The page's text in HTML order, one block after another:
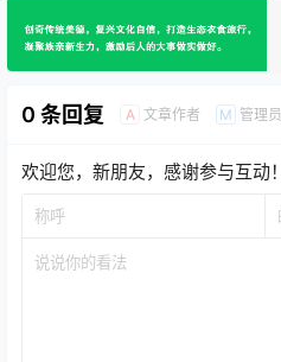
0 条回复 A 文章作者 M 管理员
欢迎您，新朋友，感谢参与互动！